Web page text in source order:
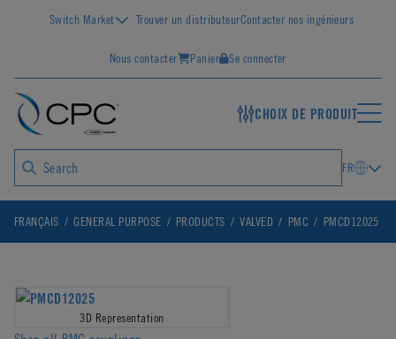
Switch Market Trouver un distributeurContacter nos ingénieurs
Nous contacter Panier Se connecter
CHOIX DE PRODUIT
FR
FRANÇAIS GENERAL PURPOSE PRODUCTS VALVED PMC PMCD12025
3D Representation